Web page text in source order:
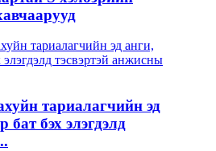
тариалагчийн эд
бат бэх элэгдэлд